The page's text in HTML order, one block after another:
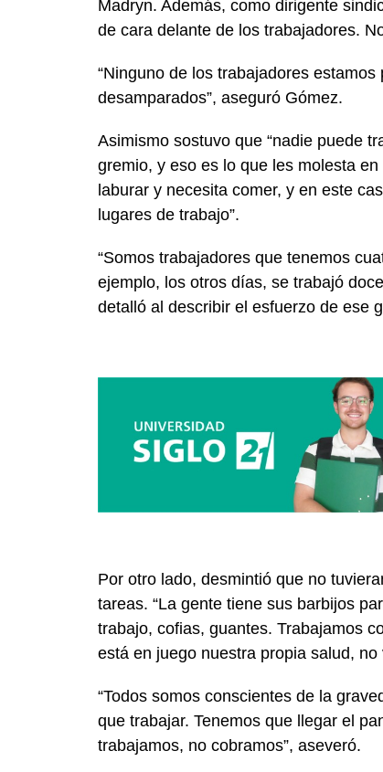
Madryn. Además, como dirigente
de cara delante de los trabajadores.
“Ninguno de los trabajadores
desamparados”, aseguró Gómez.
Asimismo sostuvo que “nadie puede
gremio, y eso es lo que les molesta
laburar y necesita comer, y en este
lugares de trabajo”.
“Somos trabajadores que tenemos
ejemplo, los otros días, se trabajó
detalló al describir el esfuerzo de ese
Por otro lado, desmintió que no
tareas. “La gente tiene sus barbijos
trabajo, cofias, guantes. Trabajamos
está en juego nuestra propia salud,
“Todos somos conscientes de la
que trabajar. Tenemos que llegar el
trabajamos, no cobramos”, aseveró.